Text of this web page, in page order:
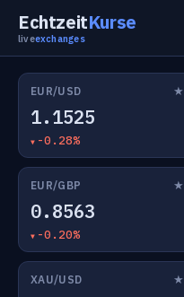
EchtzeitKurse
liveexchanges
EUR/USD ★
1.1525
-0.28%
EUR/GBP ★
0.8563
-0.20%
XAU/USD ★